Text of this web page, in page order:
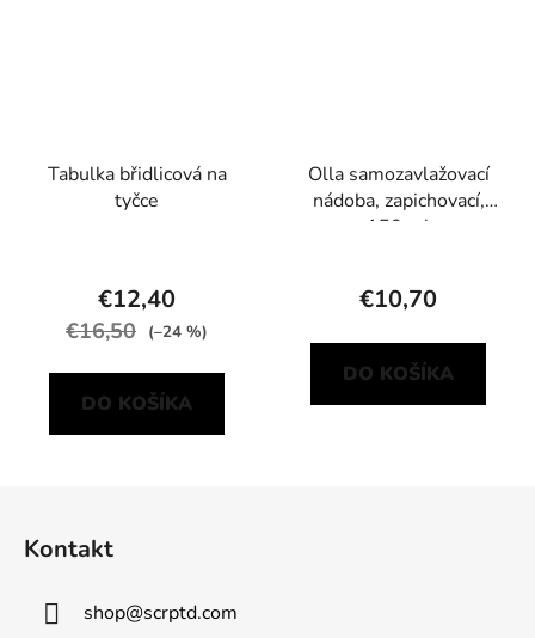
Tabulka břidlicová na
tyčce
€12,40
€16,50 (–24 %)
DO KOŠÍKA
Olla samozavlažovací
nádoba, zapichovací,
150 ml
€10,70
DO KOŠÍKA
Kontakt
shop@scrptd.com